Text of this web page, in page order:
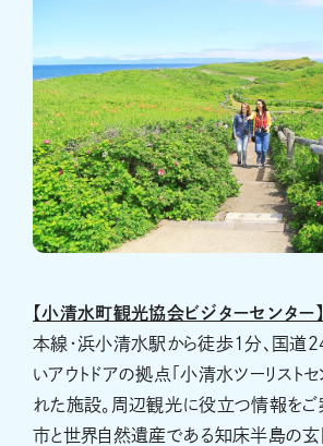
【小清水町観光協会ビジターセンター】
本線・浜小清水駅から徒歩1分、国道
いアウトドアの拠点「小清水ツーリスト
れた施設。周辺観光に役立つ情報をご
市と世界自然遺産である知床半島の